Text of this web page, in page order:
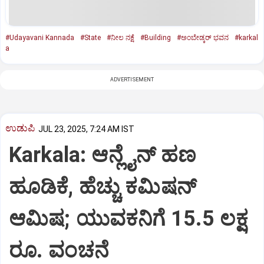
#Udayavani Kannada #State #ನೀಲ ನಕ್ಷೆ #Building #ಅಂಬೇಡ್ಕರ್‌ ಭವನ
#karkal
a
ADVERTISEMENT
ಉಡುಪಿ JUL 23, 2025, 7:24 AM IST
Karkala: ಆನ್ಲೈನ್‌ ಹಣ
ಹೂಡಿಕೆ, ಹೆಚ್ಚು ಕಮಿಷನ್‌
ಆಮಿಷ; ಯುವಕನಿಗೆ 15.5 ಲಕ್ಷ
ರೂ. ವಂಚನೆ